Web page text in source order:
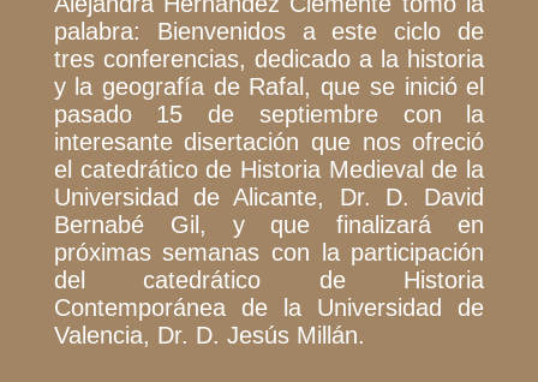
palabra: Bienvenidos a este ciclo de
tres conferencias, dedicado a la historia
y la geografía de Rafal, que se inició el
pasado 15 de septiembre con la
interesante disertación que nos ofreció
el catedrático de Historia Medieval de la
Universidad de Alicante, Dr. D. David
Bernabé Gil, y que finalizará en
próximas semanas con la participación
del catedrático de Historia
Contemporánea de la Universidad de
Valencia, Dr. D. Jesús Millán.